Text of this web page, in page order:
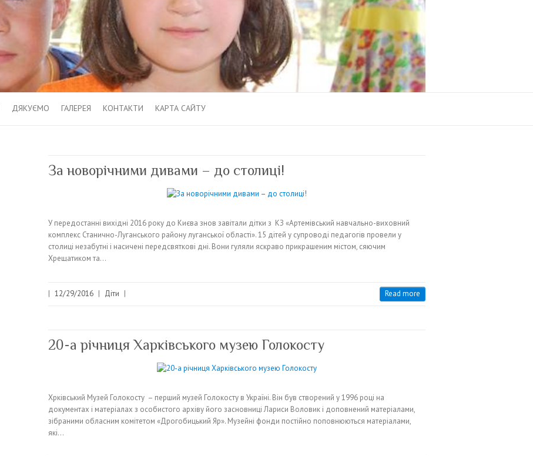
ДЯКУЄМО ГАЛЕРЕЯ КОНТАКТИ КАРТА САЙТУ
За новорічними дивами – до столиці!
У передостанні вихідні 2016 року до Києва знов завітали дітки з КЗ «Артемівський навчально-виховний
комплекс Станично-Луганського району луганської області». 15 дітей у супроводі педагогів провели у
столиці незабутні і насичені передсвяткові дні. Вони гуляли яскраво прикрашеним містом, сяючим
Хрещатиком та…
| 12/29/2016 | Діти | Read more
20-а річниця Харківського музею Голокосту
Хрківський Музей Голокосту – перший музей Голокосту в Україні. Він був створений у 1996 році на
документах і матеріалах з особистого архіву його засновниці Лариси Воловик і доповнений матеріалами,
зібраними обласним комітетом «Дрогобицький Яр». Музейні фонди постійно поповнюються матеріалами,
які…